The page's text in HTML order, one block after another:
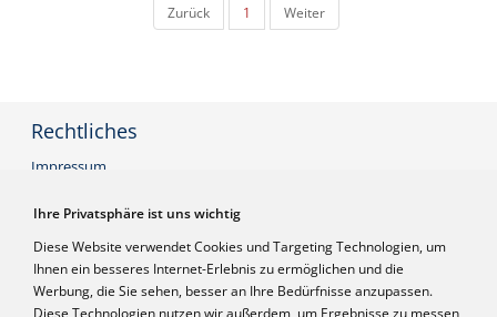
Ihre Privatsphäre ist uns wichtig
Diese Website verwendet Cookies und Targeting Technologien, um
Ihnen ein besseres Internet-Erlebnis zu ermöglichen und die
Werbung, die Sie sehen, besser an Ihre Bedürfnisse anzupassen.
Diese Technologien nutzen wir außerdem, um Ergebnisse zu messen,
Zurück 1 Weiter
Rechtliches
Impressum
Datenschutzerklärung
Infos